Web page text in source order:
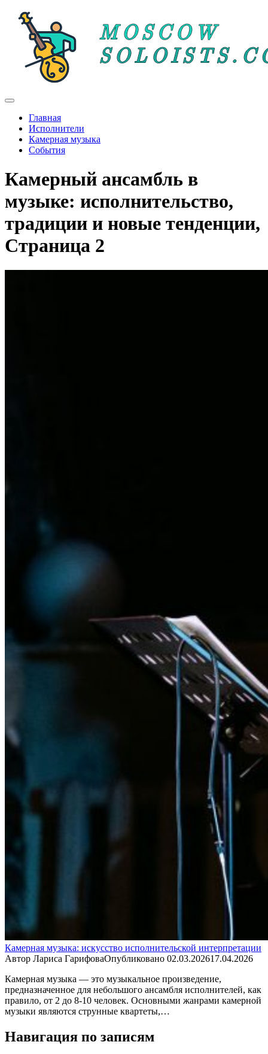
Главная
Исполнители
Камерная музыка
События
Камерный ансамбль в
музыке: исполнительство,
традиции и новые тенденции,
Страница 2
Камерная музыка: искусство исполнительской интерпретации
Автор Лариса ГарифоваОпубликовано 02.03.202617.04.2026
Камерная музыка — это музыкальное произведение,
предназначенное для небольшого ансамбля исполнителей, как
правило, от 2 до 8-10 человек. Основными жанрами камерной
музыки являются струнные квартеты,…
Навигация по записям